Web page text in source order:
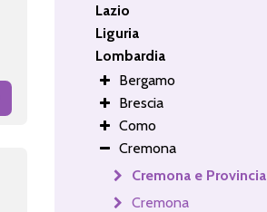
Lazio
Liguria
Lombardia
Bergamo
Brescia
Como
Cremona
Cremona e Provincia
Cremona